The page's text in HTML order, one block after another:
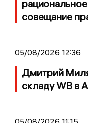
совещание
05/08/2026 12:36
Дмитрий
складу WB в
05/08/2026 11:15